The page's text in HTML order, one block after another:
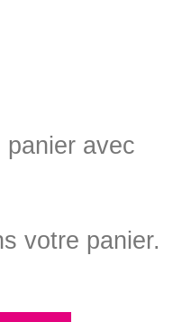
panier avec
votre panier.